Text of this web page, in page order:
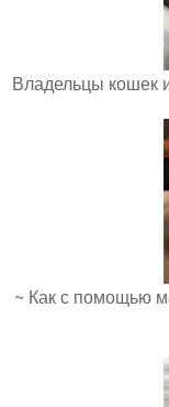
Владельцы кошек
~ Как с помощью